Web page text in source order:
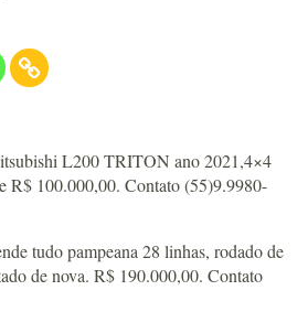
L200 TRITON ano 2021,4×4
R$ 100.000,00. Contato (55)9.9980-
tudo pampeana 28 linhas, rodado de
de nova. R$ 190.000,00. Contato